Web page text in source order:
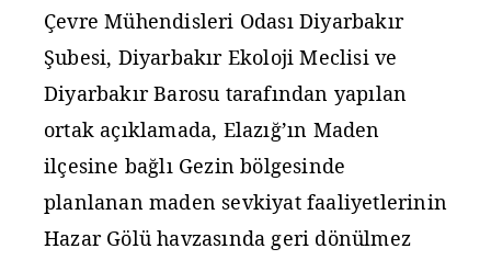
ortak açıklamada, Elazığ’ın Maden
ilçesine bağlı Gezin bölgesinde
planlanan maden sevkiyat faaliyetlerinin
Hazar Gölü havzasında geri dönülmez
çevresel tahribata yol açabileceği
belirtildi. Açıklamada, bölgedeki ağaç
kesimlerinin ve altyapı çalışmalarının